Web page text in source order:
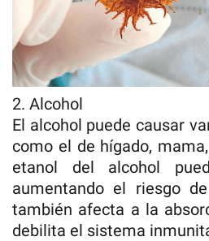
2. Alcohol
El alcohol puede causar
como el de hígado,
etanol del alcohol
aumentando el riesgo
también afecta a la
debilita el sistema